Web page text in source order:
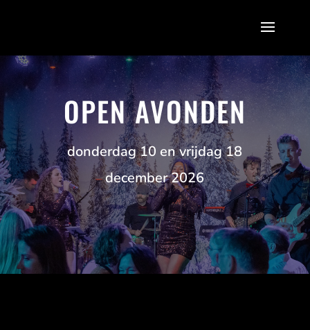
OPEN AVONDEN
donderdag 10 en vrijdag 18
december 2026